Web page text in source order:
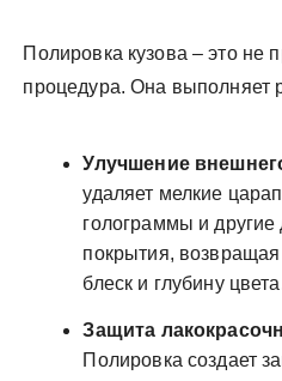
Полировка кузова – это не
процедура. Она выполняет
Улучшение
удаляет мелкие
голограммы и
покрытия,
блеск и глубину
Защита
Полировка создает